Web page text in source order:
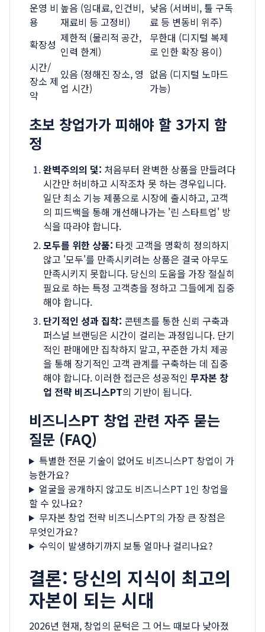
운영 비
용
높음 (임대료, 인건비,
재료비 등 고정비)
낮음 (서버비, 툴 구독
료 등 변동비 위주)
확장성 제한적 (물리적 공간,
인력 한계)
무한대 (디지털 복제
로 인한 확장 용이)
시간/
장소 제
약
있음 (정해진 장소, 영
업 시간)
없음 (디지털 노마드
가능)
초보 창업가가 피해야 할 3가지 함
정
완벽주의의 덫: 처음부터 완벽한 상품을 만들려다
시간만 허비하고 시작조차 못 하는 경우입니다.
일단 최소 기능 제품으로 시장에 출시하고, 고객
의 피드백을 통해 개선해나가는 '린 스타트업' 방
식을 따라야 합니다.
모두를 위한 상품: 타겟 고객을 명확히 정의하지
않고 '모두'를 만족시키려는 상품은 결국 아무도
만족시키지 못합니다. 당신의 도움을 가장 절실히
필요로 하는 특정 고객층을 정하고 그들에게 집중
해야 합니다.
단기적인 성과 집착: 콘텐츠를 통한 신뢰 구축과
퍼스널 브랜딩은 시간이 걸리는 과정입니다. 단기
적인 판매에만 집착하지 말고, 꾸준한 가치 제공
을 통해 장기적인 고객 관계를 구축하는 데 집중
해야 합니다. 이러한 접근은 성공적인 무자본 창
업 전략 비즈니스PT의 기반이 됩니다.
비즈니스PT 창업 관련 자주 묻는
질문 (FAQ)
특별한 전문 기술이 없어도 비즈니스PT 창업이 가
능한가요?
얼굴을 공개하지 않고도 비즈니스PT 1인 창업을
할 수 있나요?
무자본 창업 전략 비즈니스PT의 가장 큰 장점은
무엇인가요?
수익이 발생하기까지 보통 얼마나 걸리나요?
결론: 당신의 지식이 최고의
자본이 되는 시대
2026년 현재, 창업의 문턱은 그 어느 때보다 낮아졌